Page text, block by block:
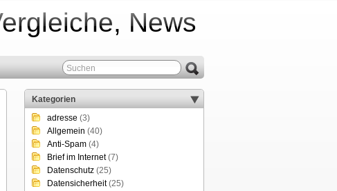
News
Kategorien
adresse (3)
Allgemein (40)
Anti-Spam (4)
Brief im Internet(7)
Datenschutz (25)
Datensicherheit(25)